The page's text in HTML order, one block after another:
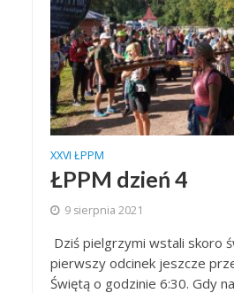
XXVI ŁPPM
ŁPPM dzień 4
9 sierpnia 2021
Dziś pielgrzymi wstali skoro
pierwszy odcinek jeszcze
Świętą o godzinie 6:30. Gdy